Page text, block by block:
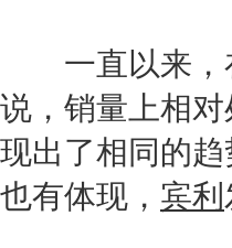
一直以来，在
说，销量上相
现出了相同的趋
也有体现， 宾利